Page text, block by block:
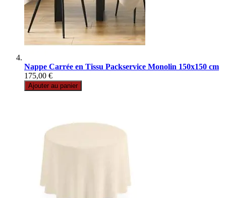
Nappe Carrée en Tissu Packservice Monolin 150x150 cm
175,00 €
Ajouter au panier